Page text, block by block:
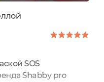
SOS
Shabby pro